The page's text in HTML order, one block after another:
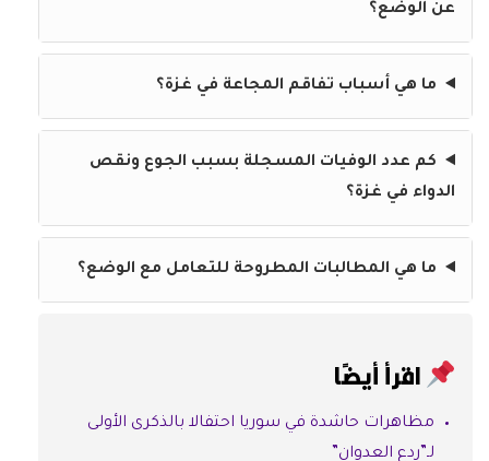
عن الوضع؟
ما هي أسباب تفاقم المجاعة في غزة؟
كم عدد الوفيات المسجلة بسبب الجوع ونقص
الدواء في غزة؟
ما هي المطالبات المطروحة للتعامل مع الوضع؟
اقرأ أيضًا
مظاهرات حاشدة في سوريا احتفالا بالذكرى الأولى
لـ”ردع العدوان”